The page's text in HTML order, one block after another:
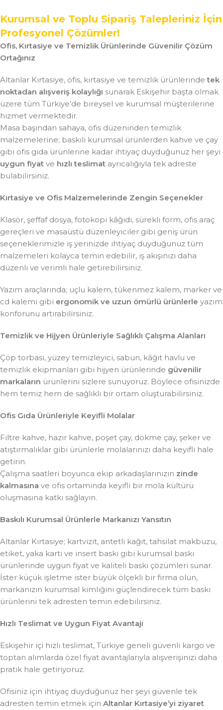
Kurumsal ve Toplu Sipariş Talepleriniz İçin
Profesyonel Çözümler!
Ofis, Kırtasiye ve Temizlik Ürünlerinde Güvenilir Çözüm
Ortağınız
Altanlar Kırtasiye, ofis, kırtasiye ve temizlik ürünlerindetek
noktadan alışveriş kolaylığı sunarak Eskişehir başta olmak
üzere tüm Türkiye’de bireysel ve kurumsal müşterilerine
hizmet vermektedir.
Masa başından sahaya, ofis düzeninden temizlik
malzemelerine; baskılı kurumsal ürünlerden kahve ve çay
gibi ofis gıda ürünlerine kadar ihtiyaç duyduğunuz her şeyi
uygun fiyat ve hızlı teslimat ayrıcalığıyla tek adreste
bulabilirsiniz.
Kırtasiye ve Ofis Malzemelerinde Zengin Seçenekler
Klasör, şeffaf dosya, fotokopi kâğıdı, sürekli form, ofis araç
gereçleri ve masaüstü düzenleyiciler gibi geniş ürün
seçeneklerimizle iş yerinizde ihtiyaç duyduğunuz tüm
malzemeleri kolayca temin edebilir, iş akışınızı daha
düzenli ve verimli hale getirebilirsiniz.
Yazım araçlarında; uçlu kalem, tükenmez kalem, marker ve
cd kalemi gibi ergonomik ve uzun ömürlü ürünlerle yazım
konforunu artırabilirsiniz.
Temizlik ve Hijyen Ürünleriyle Sağlıklı Çalışma Alanları
Çöp torbası, yüzey temizleyici, sabun, kâğıt havlu ve
temizlik ekipmanları gibi hijyen ürünlerinde güvenilir
markaların ürünlerini sizlere sunuyoruz. Böylece ofisinizde
hem temiz hem de sağlıklı bir ortam oluşturabilirsiniz.
Ofis Gıda Ürünleriyle Keyifli Molalar
Filtre kahve, hazır kahve, poşet çay, dökme çay, şeker ve
atıştırmalıklar gibi ürünlerle molalarınızı daha keyifli hale
getirin.
Çalışma saatleri boyunca ekip arkadaşlarınızın zinde
kalmasına ve ofis ortamında keyifli bir mola kültürü
oluşmasına katkı sağlayın.
Baskılı Kurumsal Ürünlerle Markanızı Yansıtın
Altanlar Kırtasiye; kartvizit, antetli kağıt, tahsilat makbuzu,
etiket, yaka kartı ve insert baskı gibi kurumsal baskı
ürünlerinde uygun fiyat ve kaliteli baskı çözümleri sunar.
İster küçük işletme ister büyük ölçekli bir firma olun,
markanızın kurumsal kimliğini güçlendirecek tüm baskı
ürünlerini tek adresten temin edebilirsiniz.
Hızlı Teslimat ve Uygun Fiyat Avantajı
Eskişehir içi hızlı teslimat, Türkiye geneli güvenli kargo ve
toptan alımlarda özel fiyat avantajlarıyla alışverişinizi daha
pratik hale getiriyoruz.
Ofisiniz için ihtiyaç duyduğunuz her şeyi güvenle tek
adresten temin etmek için Altanlar Kırtasiye’yi ziyaret